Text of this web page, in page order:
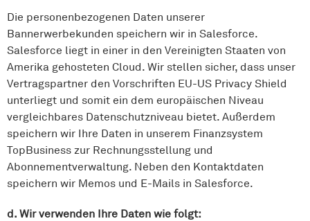
Die personenbezogenen Daten unserer
Bannerwerbekunden speichern wir in Salesforce.
Salesforce liegt in einer in den Vereinigten Staaten von
Amerika gehosteten Cloud. Wir stellen sicher, dass unser
Vertragspartner den Vorschriften EU-US Privacy Shield
unterliegt und somit ein dem europäischen Niveau
vergleichbares Datenschutzniveau bietet. Außerdem
speichern wir Ihre Daten in unserem Finanzsystem
TopBusiness zur Rechnungsstellung und
Abonnementverwaltung. Neben den Kontaktdaten
speichern wir Memos und E-Mails in Salesforce.
d. Wir verwenden Ihre Daten wie folgt: